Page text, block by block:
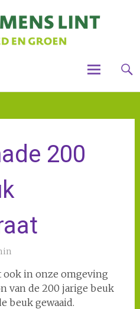
200
ook in onze omgeving
van de 200 jarige beuk
beuk gewaaid.